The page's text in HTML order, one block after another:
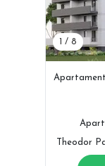
1 / 8
Apartament
Theodor